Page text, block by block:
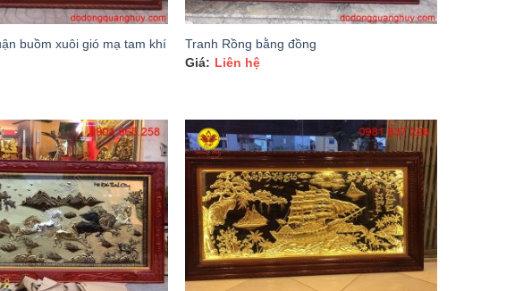
buồm xuôi gió mạ tam khí
Tranh Rồng bằng đồng
Liên hệ